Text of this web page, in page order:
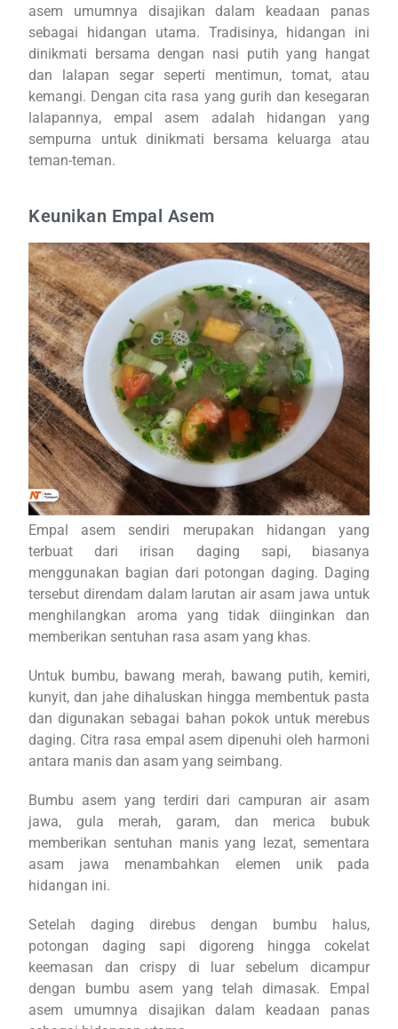
asem umumnya disajikan dalam keadaan panas
sebagai hidangan utama. Tradisinya, hidangan ini
dinikmati bersama dengan nasi putih yang hangat
dan lalapan segar seperti mentimun, tomat, atau
kemangi. Dengan cita rasa yang gurih dan kesegaran
lalapannya, empal asem adalah hidangan yang
sempurna untuk dinikmati bersama keluarga atau
teman-teman.
Keunikan Empal Asem
Empal asem sendiri merupakan hidangan yang
terbuat dari irisan daging sapi, biasanya
menggunakan bagian dari potongan daging. Daging
tersebut direndam dalam larutan air asam jawa untuk
menghilangkan aroma yang tidak diinginkan dan
memberikan sentuhan rasa asam yang khas.
Untuk bumbu, bawang merah, bawang putih, kemiri,
kunyit, dan jahe dihaluskan hingga membentuk pasta
dan digunakan sebagai bahan pokok untuk merebus
daging. Citra rasa empal asem dipenuhi oleh harmoni
antara manis dan asam yang seimbang.
Bumbu asem yang terdiri dari campuran air asam
jawa, gula merah, garam, dan merica bubuk
memberikan sentuhan manis yang lezat, sementara
asam jawa menambahkan elemen unik pada
hidangan ini.
Setelah daging direbus dengan bumbu halus,
potongan daging sapi digoreng hingga cokelat
keemasan dan crispy di luar sebelum dicampur
dengan bumbu asem yang telah dimasak. Empal
asem umumnya disajikan dalam keadaan panas